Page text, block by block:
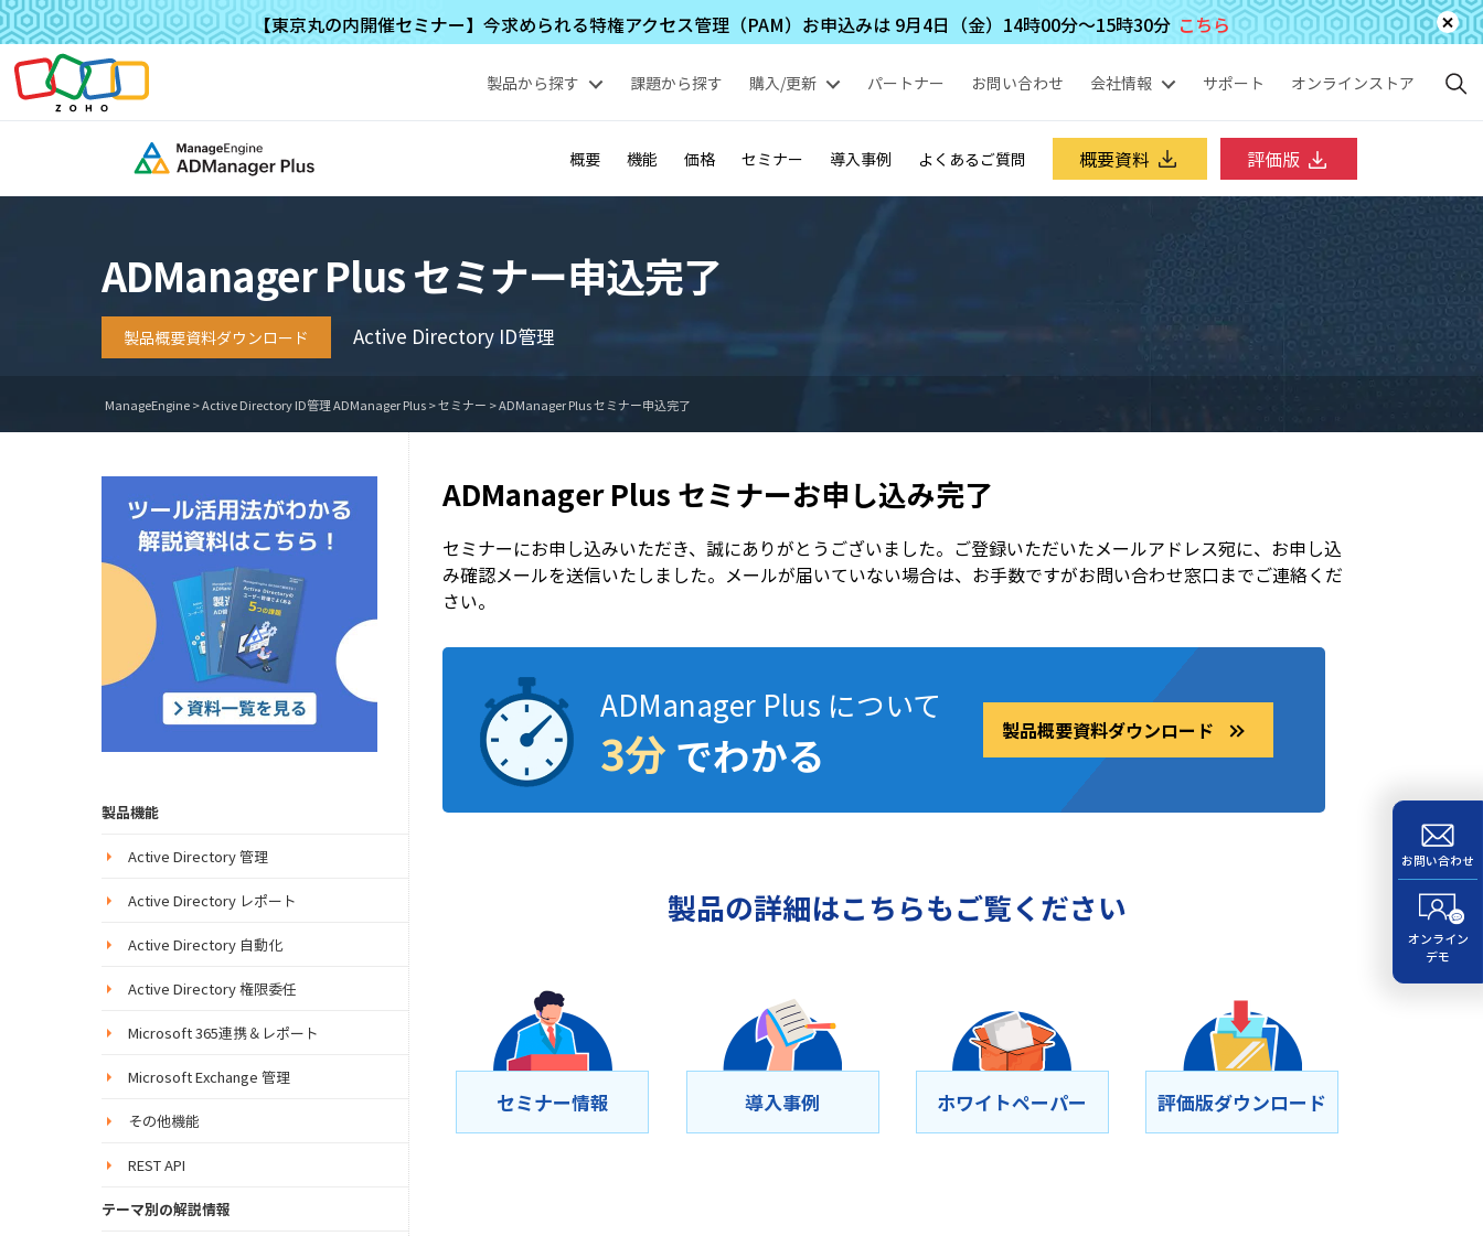
【東京丸の内開催セミナー】今求められる特権アクセス管理（PAM）お申込みは 9月4日（金）14時00分～15時30分 こちら
製品から探す 課題から探す 購入/更新 パートナー お問い合わせ 会社情報 サポート オンラインストア
概要 機能 価格 セミナー 導入事例 よくあるご質問 概要資料 評価版
ADManager Plus セミナー申込完了
Active Directory ID管理
製品概要資料ダウンロード
ManageEngine>Active Directory ID管理 ADManager Plus>セミナー >ADManager Plus セミナー申込完了
製品機能
Active Directory 管理
Active Directory レポート
Active Directory 自動化
Active Directory 権限委任
Microsoft 365連携＆レポート
Microsoft Exchange 管理
その他機能
REST API
テーマ別の解説情報
ADManager Plus セミナーお申し込み完了
セミナーにお申し込みいただき、誠にありがとうございました。ご登録いただいたメールアドレス宛に、お申し込
み確認メールを送信いたしました。メールが届いていない場合は、お手数ですがお問い合わせ窓口までご連絡くだ
さい。
ADManager Plus について
3分 でわかる 製品概要資料ダウンロード
製品の詳細はこちらもご覧ください
セミナー情報 導⼊事例 ホワイトペーパー 評価版ダウンロード
お問い合わせ
オンライン
デモ